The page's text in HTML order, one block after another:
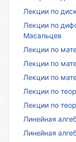
Лекции по
Лекции по
Масальцев
Лекции по
Лекции по
Лекции по
Лекции по
Лекции по
Линейная
Линейная